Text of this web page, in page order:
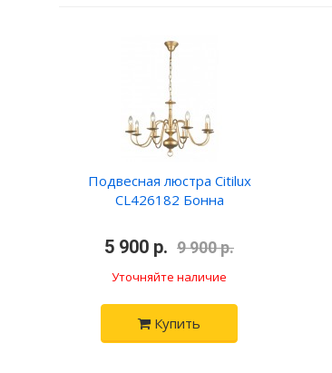
Подвесная люстра Citilux
CL426182 Бонна
5 900 р. 9 900 р.
Уточняйте наличие
Купить